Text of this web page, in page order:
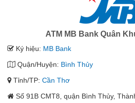
ATM MB Bank Quân
Ký hiệu: MB Bank
Quận/Huyện: Bình Thủy
Tỉnh/TP: Cần Thơ
Số 91B CMT8, quận Bình Thủy,